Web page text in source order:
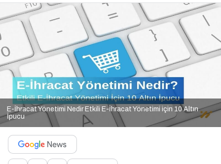
E-İhracat Yönetimi Nedir Etkili E-İhracat Yönetimi için 10 Altın
İpucu